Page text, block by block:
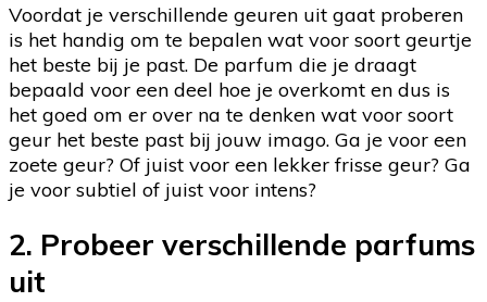
Voordat je verschillende geuren uit gaat proberen
is het handig om te bepalen wat voor soort geurtje
het beste bij je past. De parfum die je draagt
bepaald voor een deel hoe je overkomt en dus is
het goed om er over na te denken wat voor soort
geur het beste past bij jouw imago. Ga je voor een
zoete geur? Of juist voor een lekker frisse geur? Ga
je voor subtiel of juist voor intens?
2. Probeer verschillende parfums
uit